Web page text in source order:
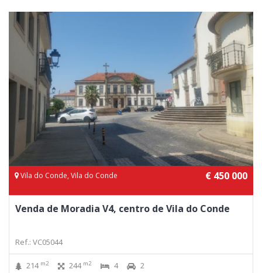
Vila do Conde, Vila do Conde € 450 000
Venda de Moradia V4, centro de Vila do Conde
Ref.: VC05044
214 m2 244 m2 4 2